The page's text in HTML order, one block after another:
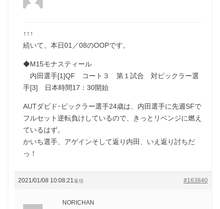
↑↑↑
続いて、本日01／08のOOPです。
◆M15モナスティール
内田選手[1]QF コート３ 第１試合 対ピックラー選
手[3] 日本時間17：30開始
AUTダビド･ピックラー選手24歳は、内田選手に先週SFで
フルセット逆転負けしているので、きっとリベンジに燃え
ているはず。
かいち選手、アゲインそして返り内田、いえ返り討ちだ
っ！
2021/01/08 10:08:21 #163840
返信
NORICHAN